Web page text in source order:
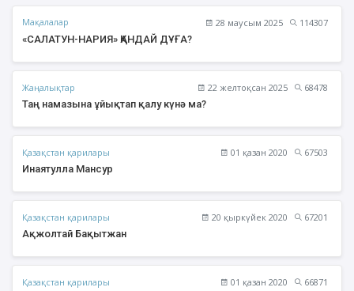
Мақалалар 28 маусым 2025
114307
«САЛАТУН-НАРИЯ» ҚАНДАЙ ДҰҒА?
Жаңалықтар 22 желтоқсан 2025
68478
Таң намазына ұйықтап қалу күнә ма?
Қазақстан қарилары 01 қазан 2020
67503
Инаятулла Мансур
Қазақстан қарилары 20 қыркүйек 2020
67201
Ақжолтай Бақытжан
Қазақстан қарилары 01 қазан 2020
66871